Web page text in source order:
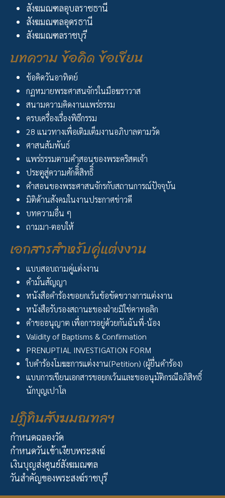
สังฆมณฑลอุบลราชธานี
สังฆมณฑลอุดรธานี
สังฆมณฑลราชบุรี
บทความ ข้อคิด ข้อเขียน
ข้อคิดวันอาทิตย์
กฏหมายพระศาสนจักรในมือฆราวาส
สนามความคิดงานแพร่ธรรม
ครบเครื่องเรื่องพิธีกรรม
28 แนวทางเพื่อเติมเต็มงานอภิบาลตามวัด
ศาสนสัมพันธ์
แพร่ธรรมตามคำสอนของพระคริสตเจ้า
ประตูสู่ความศักดิิ์สิทธิิ์
คำสอนของพระศาสนจักรกับสถานการณ์ปัจจุบัน
มิติด้านสังคมในงานประกาศข่าวดี
บทความอื่น ๆ
ถามมา-ตอบให้
เอกสารสำหรับคู่แต่งงาน
แบบสอบถามคู่แต่งงาน
คำมั่นสัญญา
หนังสือคำร้องขอยกเว้นข้อขัดขวางการแต่งงาน
หนังสือรับรองสถานะของฝ่ายมิใช่คาทอลิก
คำขออนุญาต เพื่อการอยู่ด้วยกันฉันพี่-น้อง
Validity of Baptisms & Confirmation
PRENUPTIAL INVESTIGATION FORM
ใบคำร้องโมฆะการแต่งงาน(Petition) (ผู้ยื่นคำร้อง)
แบบการเขียนเอกสารขอยกเว้นและขออนุมัติกรณีอภิสิทธิ์
นักบุญเปาโล
ปฏิทินสังฆมณฑลฯ
กำหนดฉลองวัด
กำหนดวันเข้าเงียบพระสงฆ์
เงินบุญส่งศูนย์สังฆมณฑล
วันสำคัญของพระสงฆ์ราชบุรี